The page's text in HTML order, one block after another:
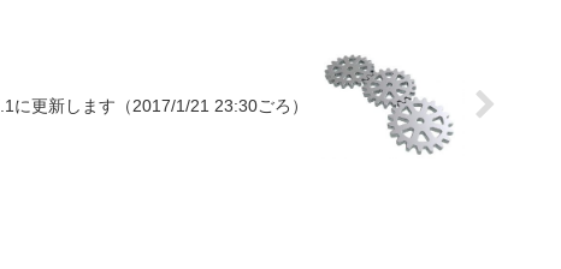
に更新します（2017/1/21 23:30ごろ）